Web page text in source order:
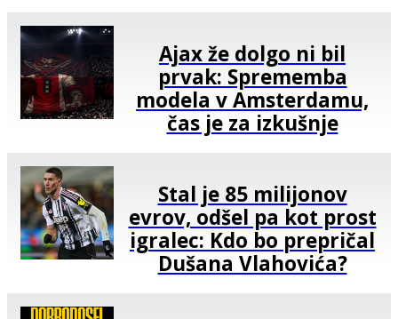
Ajax že dolgo ni bil
prvak: Sprememba
modela v Amsterdamu,
čas je za izkušnje
Stal je 85 milijonov
evrov, odšel pa kot prost
igralec: Kdo bo prepričal
Dušana Vlahovića?